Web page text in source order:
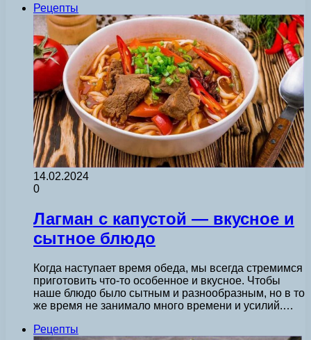
Рецепты
14.02.2024
0
Лагман с капустой — вкусное и
сытное блюдо
Когда наступает время обеда, мы всегда стремимся
приготовить что-то особенное и вкусное. Чтобы
наше блюдо было сытным и разнообразным, но в то
же время не занимало много времени и усилий.…
Рецепты